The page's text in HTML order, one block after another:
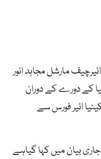
مارشل مجاہد انور
کے دورے کے دوران
ائیر فورس سے
بیان میں کہا گیاہے